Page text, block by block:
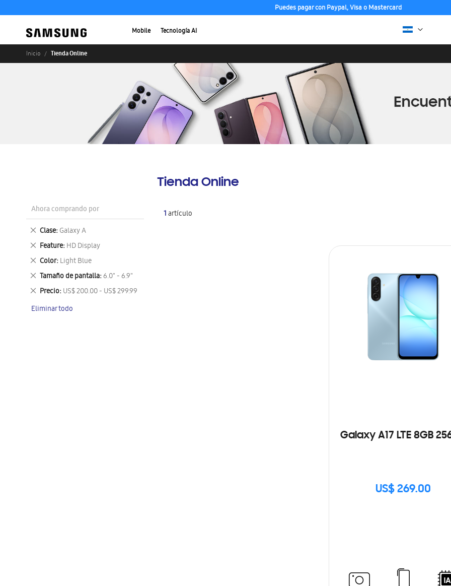
Puedes pagar con Paypal, Visa o Mastercard
Mobile Tecnología AI
Inicio Tienda Online
Tienda Online
1artículo
Galaxy A17 LTE 8GB
US$ 269.00
Ahora comprando por
Clase Galaxy A
Eliminar
este
artículo
Feature HD Display
Eliminar
este
artículo
Color Light Blue
Eliminar
este
artículo
Tamaño de pantalla 6.0" - 6.9"
Eliminar
este
artículo
Precio US$ 200.00 - US$ 299.99
Eliminar
artículo
Eliminar todo